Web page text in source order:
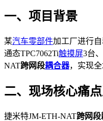
一、项目背景
某汽车零部件加工厂进行
通态TPC7062Ti触摸屏3台
NAT跨网段耦合器，实现
二、现场核心痛
捷米特JM-ETH-NAT跨网